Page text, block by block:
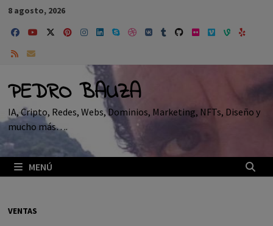
Saltar
contenido
8 agosto, 2026
PEDRO BAUZA
IA, Cripto, Redes, Webs, Dominios, Marketing, NFTs, Diseño y
mucho más….
MENÚ
VENTAS